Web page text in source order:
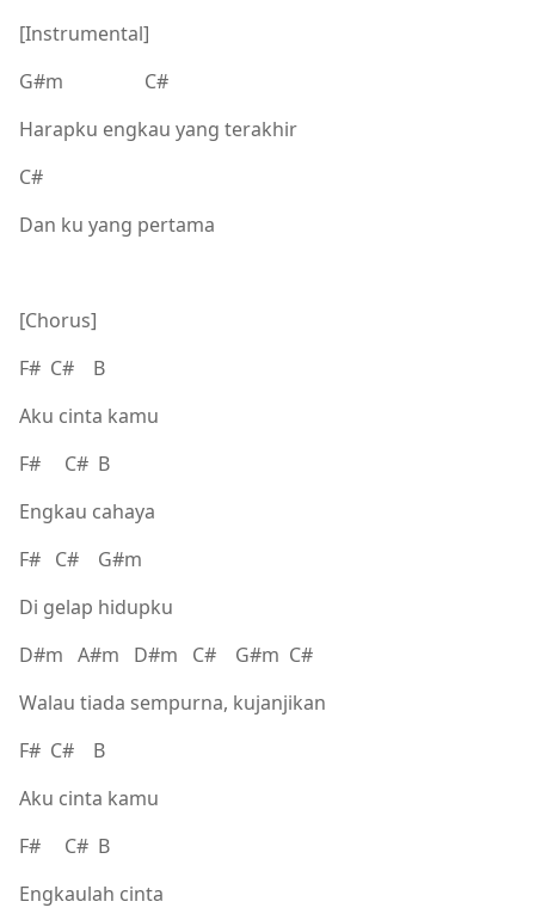
[Instrumental]
G#m C#
Harapku engkau yang terakhir
C#
Dan ku yang pertama
[Chorus]
F# C# B
Aku cinta kamu
F# C# B
Engkau cahaya
F# C# G#m
Di gelap hidupku
D#m A#m D#m C# G#m C#
Walau tiada sempurna, kujanjikan
F# C# B
Aku cinta kamu
F# C# B
Engkaulah cinta